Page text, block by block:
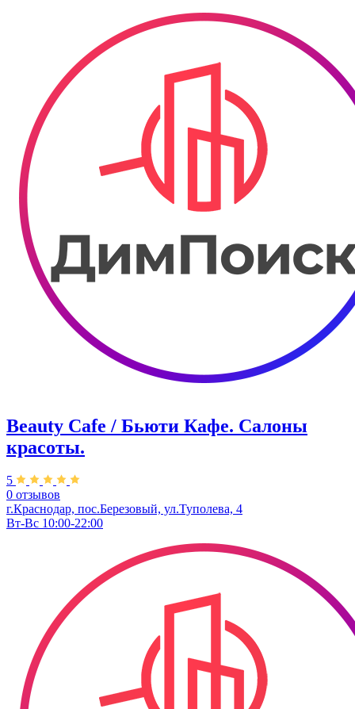
Beauty Cafe / Бьюти Кафе. Салоны
красоты.
5
0 отзывов
г.Краснодар, пос.Березовый, ул.Туполева, 4
Вт-Вс 10:00-22:00